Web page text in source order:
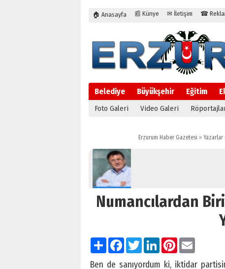
🏠 Anasayfa 📰 Künye ✉ İletişim ☎
Belediye Büyükşehir Eğitim
Foto Galeri Video Galeri
Erzurum Haber Gazetesi » Yazarlar
Numancılardan
PaylaşFacebook
TwitterLinkedInPinterest
Ben de sanıyordum ki, iktidar